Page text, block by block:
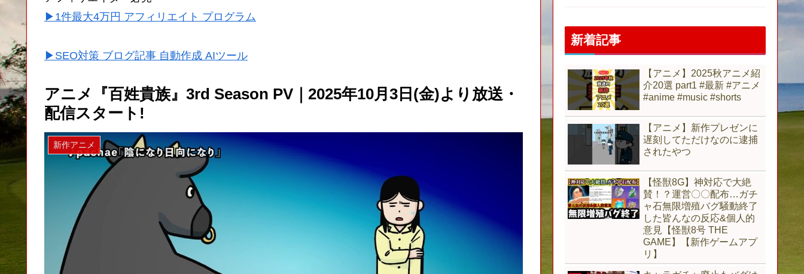
▶1件最大4万円 アフィリエイト プログラム
▶SEO対策 ブログ記事 自動作成 AIツール
アニメ『百姓貴族』3rd Season PV｜2025年10月3日(金)より放送・
配信スタート!
新作アニメ
新着記事
【アニメ】2025秋アニメ紹
介20選 part1 #最新 #アニメ
#anime #music #shorts
【アニメ】新作プレゼンに
遅刻してただけなのに逮捕
されたやつ
【怪獣8G】神対応で大絶
賛！？運営〇〇配布…ガチ
ャ石無限増殖バグ騒動終了
した皆んなの反応&個人的
意見【怪獣8号 THE
GAME】【新作ゲームアプ
リ】